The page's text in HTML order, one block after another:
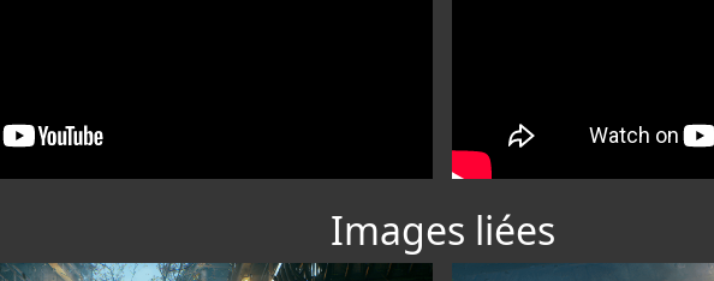
Images liées